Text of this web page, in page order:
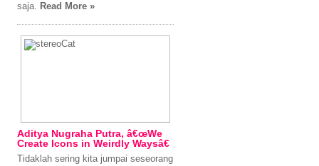
saja. Read More »
Aditya Nugraha Putra, â€œWe
Create Icons in Weirdly Waysâ€
Tidaklah sering kita jumpai seseorang